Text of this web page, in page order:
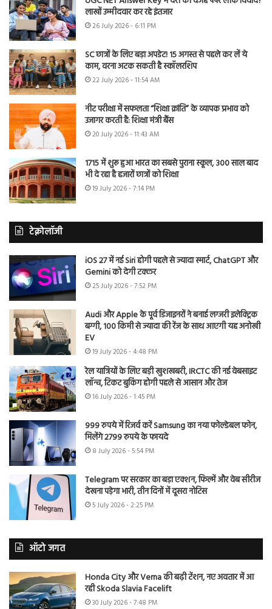
लाखों उम्मीदवार कर रहे इंतजार
26 July 2026 - 6:11 PM
SC छात्रों के लिए बड़ा अपडेट! 15 अगस्त से पहले कर लें ये
काम, वरना अटक सकती है स्कॉलरशिप
22 July 2026 - 11:54 AM
नीट परीक्षा में सफलता “शिक्षा क्रांति” के व्यापक प्रभाव को
उजागर करती है: शिक्षा मंत्री बैंस
20 July 2026 - 11:43 AM
1715 में शुरू हुआ भारत का सबसे पुराना स्कूल, 300 साल बाद
भी दे रहा है हजारों छात्रों को शिक्षा
19 July 2026 - 7:14 PM
टेक्नोलॉजी
iOS 27 में नई Siri होगी पहले से ज्यादा स्मार्ट, ChatGPT और
Gemini को देगी टक्कर
25 July 2026 - 7:52 PM
Audi और Apple के पूर्व डिजाइनरों ने बनाई लग्जरी इलेक्ट्रिक
बग्गी, 100 किमी से ज्यादा की रेंज के साथ आएगी यह अनोखी
EV
19 July 2026 - 4:48 PM
रेल यात्रियों के लिए बड़ी खुशखबरी, IRCTC की नई वेबसाइट
लॉन्च, टिकट बुकिंग होगी पहले से आसान और तेज
16 July 2026 - 1:45 PM
999 रुपये में रिजर्व करें Samsung का नया फोल्डेबल फोन,
मिलेंगे 2799 रुपये के फायदे
8 July 2026 - 5:54 PM
Telegram पर सरकार का बड़ा एक्शन, फिल्में और वेब सीरीज
देखना पड़ेगा भारी, तीन दिनों में दूसरा नोटिस
5 July 2026 - 2:25 PM
ऑटो जगत
Honda City और Verna की बढ़ी टेंशन, नए अवतार में आ
रही Skoda Slavia Facelift
30 July 2026 - 7:48 PM